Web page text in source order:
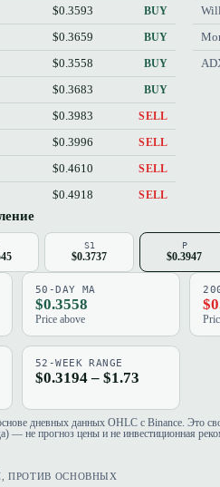
$0.3593 BUY
$0.3659 BUY
$0.3558 BUY
$0.3683 BUY
$0.3983 SELL
$0.3996 SELL
$0.4610 SELL
$0.4918 SELL
S1
$0.3737
P
$0.3947
50-DAY MA
$0.3558
Price above
52-WEEK RANGE
$0.3194 – $1.73
дневных данных OHLC с Binance. Это
— не прогноз цены и не инвестиционная
ПРОТИВ ОСНОВНЫХ